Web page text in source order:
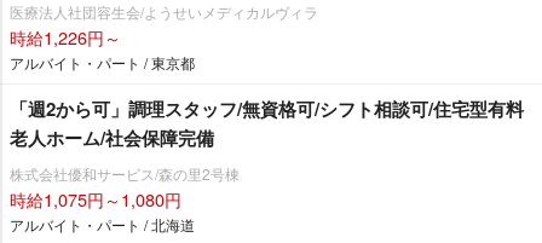
医療法人社団容生会/ようせいメディカルヴィラ
時給1,226円～
アルバイト・パート / 東京都
「週2から可」調理スタッフ/無資格可/シフト相談可/住宅型有料
老人ホーム/社会保障完備
株式会社優和サービス/森の里2号棟
時給1,075円～1,080円
アルバイト・パート / 北海道